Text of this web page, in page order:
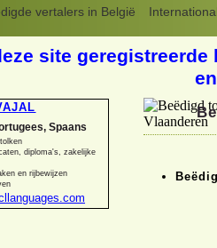
vertalers in België
Spaans
diploma's, zakelijke
en rijbewijzen
site